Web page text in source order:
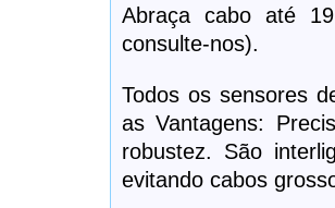
Abraça cabo até
consulte-nos).
Todos os sensores
as Vantagens:
robustez. São
evitando cabos